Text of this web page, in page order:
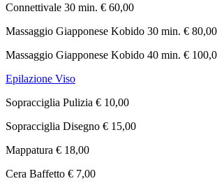
Connettivale 30 min. € 60,00
Massaggio Giapponese Kobido 30 min. € 80,00
Massaggio Giapponese Kobido 40 min. €
Epilazione Viso
Sopracciglia Pulizia € 10,00
Sopracciglia Disegno € 15,00
Mappatura € 18,00
Cera Baffetto € 7,00